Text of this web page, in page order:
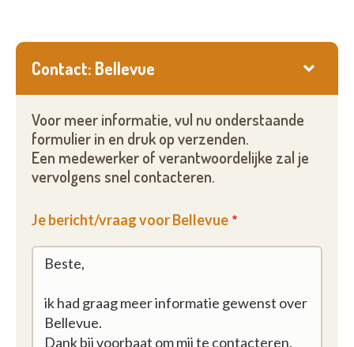
vaardigheden;
zorg voor bewoners in interdisciplinaire
werkgroepen te verbeteren;
Een smaakraad en een proactieve
netwerk van de bewoners herscheppen en in
Met maandelijkse uitstapjes: naar zee, het theater,
de bioscoop, het museum, ,....
Contact: Bellevue
Voor meer informatie, vul nu onderstaande
formulier in en druk op verzenden.
Een medewerker of verantwoordelijke zal je
vervolgens snel contacteren.
Je bericht/vraag voor Bellevue